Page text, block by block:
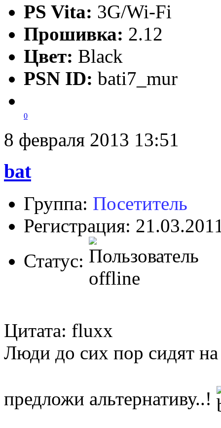
PS Vita: 3G/Wi-Fi
Прошивка: 2.12
Цвет: Black
PSN ID: bati7_mur
0
8 февраля 2013 13:51
bat
Группа: Посетитель
Регистрация:
Статус:
Цитата: fluxx
Люди до сих пор сидят
предложи альтернативу..!